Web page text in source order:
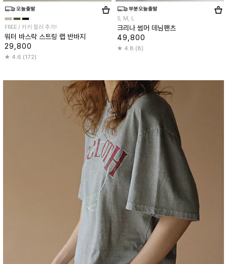
FREE / 카키 컬러 추가!
워터 바스락 스트링 랩 반바지
29,800
4.6 (172)
S, M, L
크리나 썸머 데님팬츠
49,800
4.8 (8)